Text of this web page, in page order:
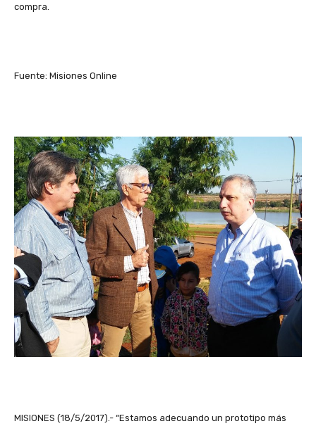
compra.
Fuente: Misiones Online
MISIONES (18/5/2017).- “Estamos adecuando un prototipo más